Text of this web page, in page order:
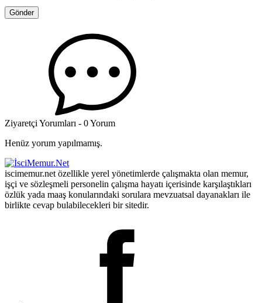
Ziyaretçi Yorumları - 0 Yorum
Henüz yorum yapılmamış.
iscimemur.net özellikle yerel yönetimlerde çalışmakta olan memur,
işçi ve sözleşmeli personelin çalışma hayatı içerisinde karşılaştıkları
özlük yada maaş konularındaki sorulara mevzuatsal dayanakları ile
birlikte cevap bulabilecekleri bir sitedir.